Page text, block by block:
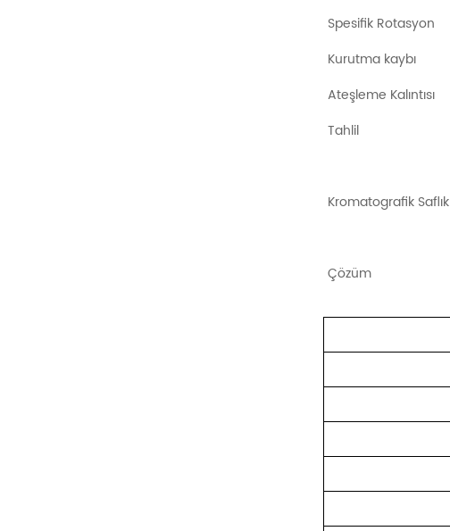
Spesifik Rotasyon
Kurutma kaybı
Ateşleme Kalıntısı
Tahlil
Kromatografik Saflık
Çözüm